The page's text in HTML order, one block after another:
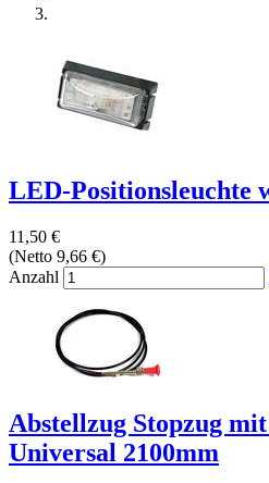
LED-Positionsleuchte
11,50 €
(Netto 9,66 €)
Anzahl
Abstellzug Stopzug
Universal 2100mm